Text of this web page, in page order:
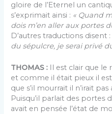
gloire de l’Eternel un
s’exprimait ainsi : « Quand
dois m’en aller aux portes
D’autres traductions disent :
du sépulcre, je serai privé
THOMAS : Il est clair que le
et comme il était pieux il
que s’il mourrait il n’irait
Puisqu’il parlait des portes
avait en pensée l’état de